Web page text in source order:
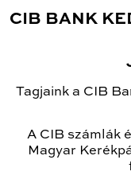
CIB BANK
Tagjaink a CIB
A CIB számlák
Magyar